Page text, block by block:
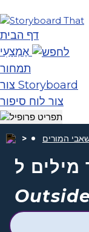
דף הבית
אֶמְצָעִי
תמחור
צור Storyboard
צור לוח סיפור
המורים
מילים ל